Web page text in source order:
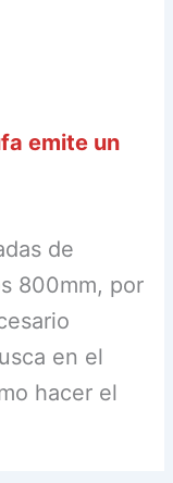
emite un
de
800mm, por
en el
hacer el